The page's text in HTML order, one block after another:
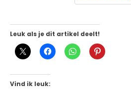
Leuk als je dit artikel deelt!
Vind ik leuk: